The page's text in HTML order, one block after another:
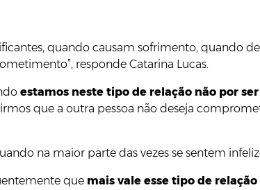
quando causam sofrimento, quando
responde Catarina Lucas.
estamos neste tipo de relação não por
que a outra pessoa não deseja
na maior parte das vezes se sentem
que mais vale esse tipo de